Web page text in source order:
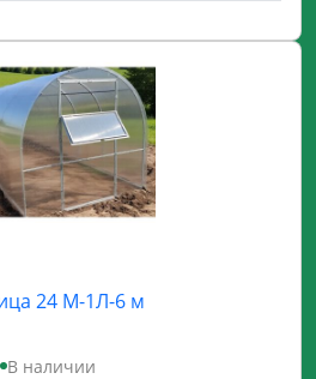
24 М-1Л-6 м
В наличии